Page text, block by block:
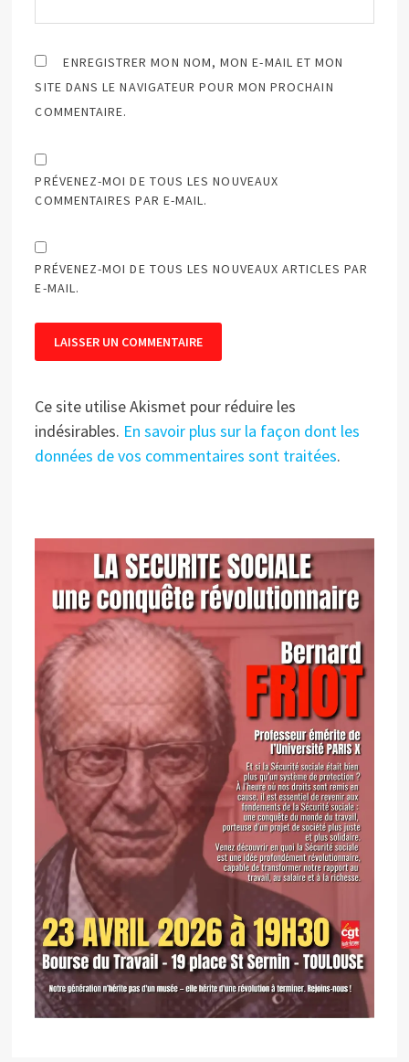
ENREGISTRER MON NOM, MON E-MAIL ET MON
SITE DANS LE NAVIGATEUR POUR MON PROCHAIN
COMMENTAIRE.
PRÉVENEZ-MOI DE TOUS LES NOUVEAUX
COMMENTAIRES PAR E-MAIL.
PRÉVENEZ-MOI DE TOUS LES NOUVEAUX ARTICLES PAR
E-MAIL.
Ce site utilise Akismet pour réduire les
indésirables. En savoir plus sur la façon dont les
données de vos commentaires sont traitées.